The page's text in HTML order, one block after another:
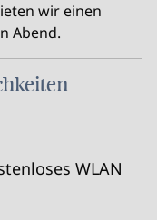
wir einen
Abend.
WLAN